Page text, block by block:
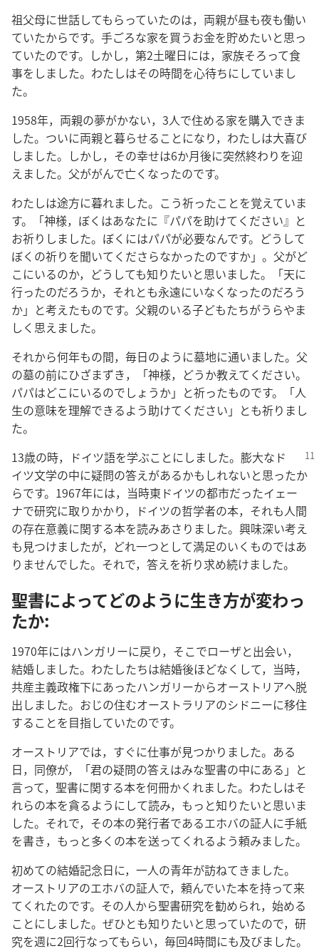
祖父母​に​世話​し​て​もらっ​て​い​た​の​は，両親​が​昼​も​夜​も​働い​
て​い​た​から​です。手ごろ​な​家​を​買う​お金​を​貯め​たい​と​思っ​
て​い​た​の​です。しかし，第​2​土曜​日​に​は，家族​そろっ​て​食
事​を​し​まし​た。わたし​は​その​時間​を​心待ち​に​し​て​い​まし​
た。
1958​年，両親​の​夢​が​かな​い，3​人​で​住める​家​を​購入​でき​ま
し​た。ついに​両親​と​暮らせる​こと​に​なり，わたし​は​大喜び​
し​まし​た。しかし，その​幸せ​は​6​か月​後​に​突然​終わり​を​迎
え​まし​た。父​が​がん​で​亡くなっ​た​の​です。
わたし​は​途方​に​暮れ​まし​た。こう​祈っ​た​こと​を​覚え​て​い​ま
す。「神様，ぼく​は​あなた​に『パパ​を​助け​て​ください』と​
お祈り​し​まし​た。ぼく​に​は​パパ​が​必要​な​ん​です。どうして​
ぼく​の​祈り​を​聞い​て​くださら​なかっ​た​の​です​か」。父​が​ど
こ​に​いる​の​か，どうして​も​知り​たい​と​思い​まし​た。「天​に​
行っ​た​の​だろ​う​か，それ​と​も​永遠​に​い​なく​なっ​た​の​だろ​う​
か」と​考え​た​もの​です。父親​の​いる​子ども​たち​が​うらやま
しく​思え​まし​た。
それ​から​何​年​も​の​間，毎日​の​よう​に​墓地​に​通い​まし​た。父​
の​墓​の​前​に​ひざ​まずき，「神様，どうか​教え​て​ください。
パパ​は​どこ​に​いる​の​でしょ​う​か」と​祈っ​た​もの​です。「人
生​の​意味​を​理解​できる​よう​助け​て​ください」と​も​祈り​まし​
た。
13​歳​の​時，ドイツ​語​を​学ぶ​こと​に​し​まし​た。膨大​な​ド
イツ​文学​の​中​に​疑問​の​答え​が​ある​か​も​しれ​ない​と​思っ​た​か
ら​です。1967​年​に​は，当時​東​ドイツ​の​都市​だっ​た​イェー
ナ​で​研究​に​取りかかり，ドイツ​の​哲学​者​の​本，それ​も​人間​
の​存在​意義​に​関する​本​を​読みあさり​まし​た。興味深い​考え​
も​見つけ​まし​た​が，どれ​一つ​と​し​て​満足​の​いく​もの​で​は​あ
り​ませ​ん​でし​た。それで，答え​を​祈り​求め​続け​まし​た。
聖書​に​よっ​て​どの​よう​に​生き方​が​変わっ​
た​か:
1970​年​に​は​ハンガリー​に​戻り，そこで​ローザ​と​出会い，
結婚​し​まし​た。わたしたち​は​結婚​後​ほど​なく​し​て，当時，
共産​主義​政権​下​に​あっ​た​ハンガリー​から​オーストリア​へ​脱
出​し​まし​た。おじ​の​住む​オーストラリア​の​シドニー​に​移住​
する​こと​を​目指し​て​い​た​の​です。
オーストリア​で​は，すぐ​に​仕事​が​見つかり​まし​た。ある​
日，同僚​が，「君​の​疑問​の​答え​は​みな​聖書​の​中​に​ある」と​
言っ​て，聖書​に​関する​本​を​何​冊​かくれ​まし​た。わたし​は​そ
れら​の​本​を​貪る​よう​に​し​て​読み，もっと​知り​たい​と​思い​ま
し​た。それで，その​本​の​発行​者​で​ある​エホバ​の​証人​に​手紙​
を​書き，もっと​多く​の​本​を​送っ​て​くれる​よう​頼み​まし​た。
初めて​の​結婚​記念​日​に，一​人​の​青年​が​訪ね​て​き​まし​た。
オーストリア​の​エホバ​の​証人​で，頼ん​で​い​た​本​を​持っ​て​来​
て​くれ​た​の​です。その​人​から​聖書​研究​を​勧め​られ，始める​
こと​に​し​まし​た。ぜひとも​知り​たい​と​思っ​て​い​た​の​で，研
究​を​週​に​2​回​行なっ​て​もらい，毎回​4​時間​に​も​及び​まし​た。